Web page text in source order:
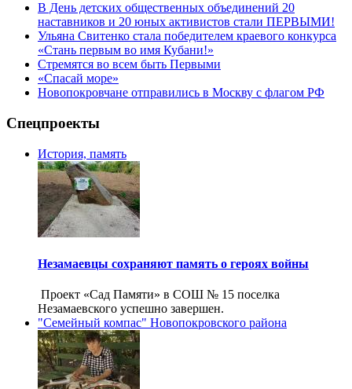
В День детских общественных объединений 20
наставников и 20 юных активистов стали ПЕРВЫМИ!
Ульяна Свитенко стала победителем краевого конкурса
«Стань первым во имя Кубани!»
Стремятся во всем быть Первыми
«Спасай море»
Новопокровчане отправились в Москву с флагом РФ
Спецпроекты
История, память
Незамаевцы сохраняют память о героях войны
Проект «Сад Памяти» в СОШ № 15 поселка
Незамаевского успешно завершен.
"Семейный компас" Новопокровского района